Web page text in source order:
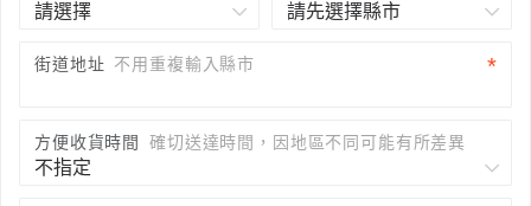
街道地址 不用重複輸入縣市
方便收貨時間 確切送達時間，因地區不同可能有所差異